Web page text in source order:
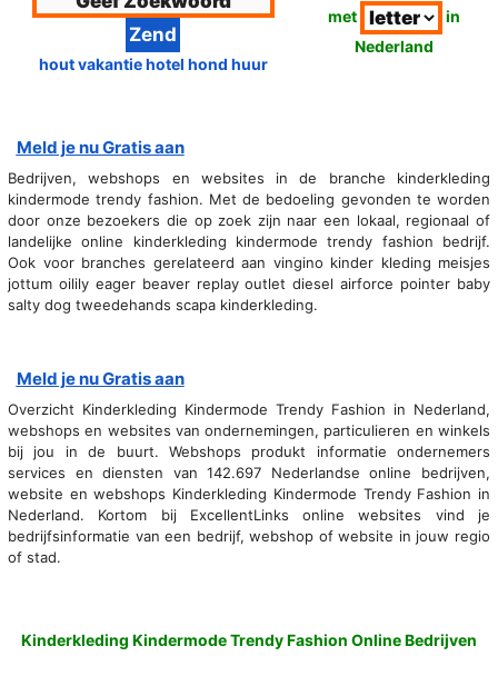
hout vakantie hotel hond huur
met
in
Nederland
Meld je nu Gratis aan
Bedrijven, webshops en websites in de branche kinderkleding
kindermode trendy fashion. Met de bedoeling gevonden te worden
door onze bezoekers die op zoek zijn naar een lokaal, regionaal of
landelijke online kinderkleding kindermode trendy fashion bedrijf.
Ook voor branches gerelateerd aan vingino kinder kleding meisjes
jottum oilily eager beaver replay outlet diesel airforce pointer baby
salty dog tweedehands scapa kinderkleding.
Meld je nu Gratis aan
Overzicht Kinderkleding Kindermode Trendy Fashion in Nederland,
webshops en websites van ondernemingen, particulieren en winkels
bij jou in de buurt. Webshops produkt informatie ondernemers
services en diensten van 142.697 Nederlandse online bedrijven,
website en webshops Kinderkleding Kindermode Trendy Fashion in
Nederland. Kortom bij ExcellentLinks online websites vind je
bedrijfsinformatie van een bedrijf, webshop of website in jouw regio
of stad.
Kinderkleding Kindermode Trendy Fashion Online Bedrijven